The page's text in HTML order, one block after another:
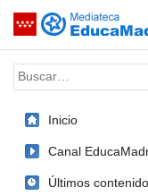
Saltar navegación
Palabra o frase:
Inicio
Canal
Últimos